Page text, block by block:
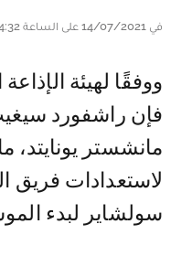
في 14/07/2021 على الساعة 14:32
ووفقًا لهيئة الإذاعة البريطانية (بي.بي.سي)
مانشستر
لاستعدادات فريق
سولشاير لبدء